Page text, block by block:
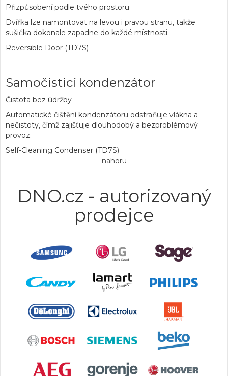
Přizpůsobení podle tvého prostoru
Dvířka lze namontovat na levou i pravou stranu, takže
sušička dokonale zapadne do každé místnosti.
Reversible Door (TD7S)
Samočisticí kondenzátor
Čistota bez údržby
Automatické čištění kondenzátoru odstraňuje vlákna a
nečistoty, čímž zajišťuje dlouhodobý a bezproblémový
provoz.
Self-Cleaning Condenser (TD7S)
nahoru
DNO.cz - autorizovaný
prodejce